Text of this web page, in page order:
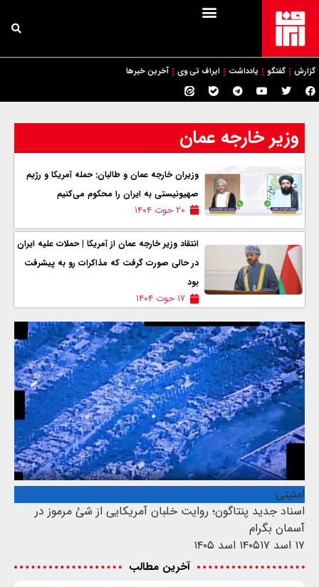
گزارش گفتگو یادداشت ایراف تی وی آخرین خبرها
وزیر خارجه عمان
وزیران خارجه عمان و طالبان: حمله آمریکا و رژیم
صهیونیستی به ایران را محکوم می‌کنیم
۲۰ حوت ۱۴۰۴
انتقاد وزیر خارجه عمان از آمریکا | حملات علیه ایران
در حالی صورت گرفت که مذاکرات رو به پیشرفت
بود
۱۷ حوت ۱۴۰۴
امنیتی
اسناد جدید پنتاگون؛ روایت خلبان آمریکایی از شئ مرموز در
آسمان بگرام
۱۷ اسد ۱۴۰۵
۱۷ اسد ۱۴۰۵
آخرین مطالب